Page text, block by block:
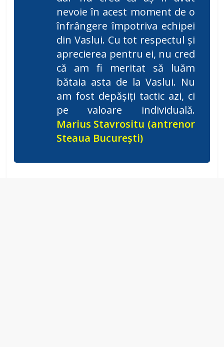
nevoie în acest moment de o
înfrângere împotriva echipei
din Vaslui. Cu tot respectul și
aprecierea pentru ei, nu cred
că am fi meritat să luăm
bătaia asta de la Vaslui. Nu
am fost depășiți tactic azi, ci
pe valoare individuală.
Marius Stavrositu (antrenor
Steaua București)